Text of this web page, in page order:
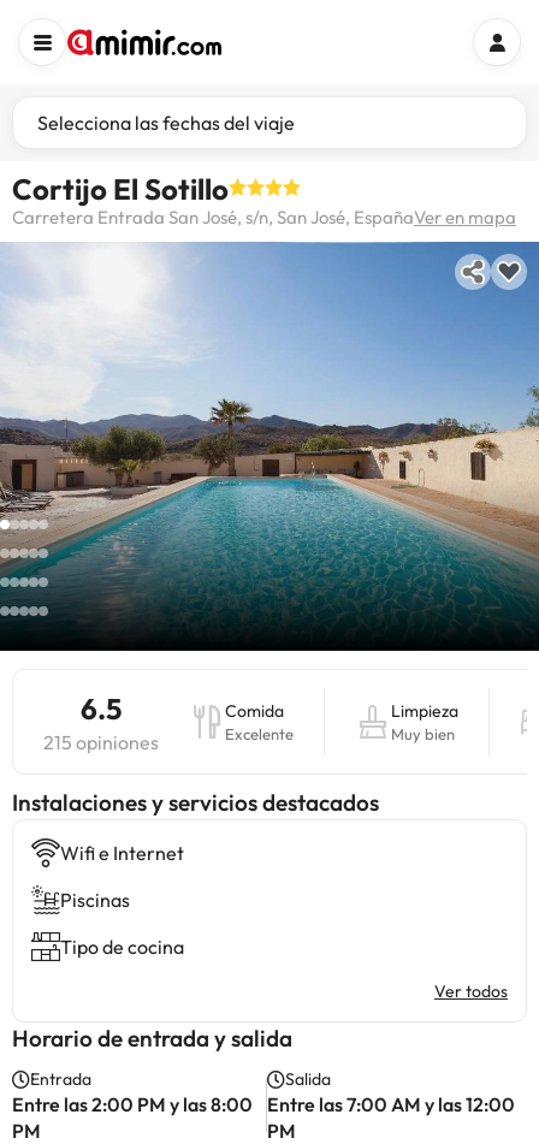
Selecciona las fechas del viaje
Cortijo El Sotillo
Carretera Entrada San José, s/n, San José, EspañaVer en mapa
6.5
215 opiniones
Comida
Excelente
Limpieza
Muy bien
Instalaciones y servicios destacados
Wifi e Internet
Piscinas
Tipo de cocina
Ver todos
Horario de entrada y salida
Entrada
Entre las 2:00 PM y las 8:00
PM
Salida
Entre las 7:00 AM y las 12:00
PM